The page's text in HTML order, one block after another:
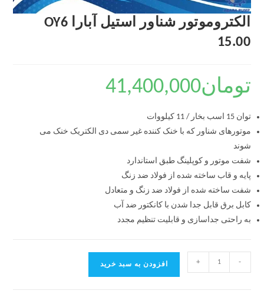
الکتروموتور شناور استیل آبارا OY6
15.00
تومان41,400,000
توان 15 اسب بخار / 11 کیلووات
موتورهای شناور که با خنک کننده غیر سمی دی الکتریک خنک می
شوند
شفت موتور و کوپلینگ طبق استاندارد
پایه و قاب ساخته شده از فولاد ضد زنگ
شفت ساخته شده از فولاد ضد زنگ و متعادل
کابل برق قابل جدا شدن با کانکتور ضد آب
به راحتی جداسازی و قابلیت تنظیم مجدد
-
+ افزودن به سبد خرید